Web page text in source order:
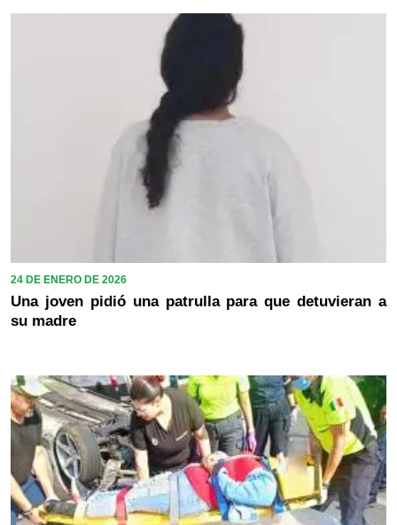
24 DE ENERO DE 2026
Una joven pidió una patrulla para que detuvieran a
su madre